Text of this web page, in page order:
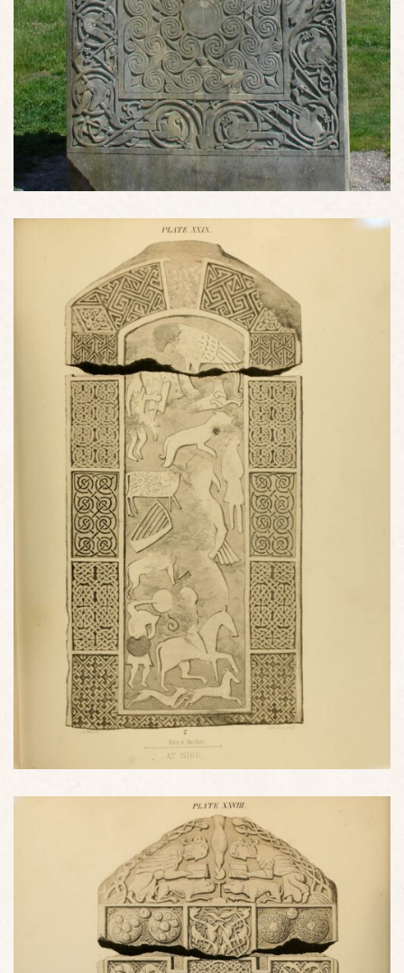
original du VIIIème siècle